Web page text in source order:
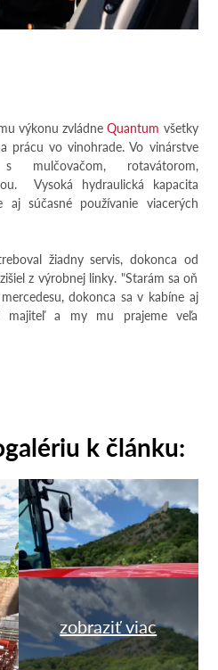
výkonu zvládneQuantum všetky
prácu vo vinohrade. Vo vinárstve
rotavátorom,
Vysoká hydraulická kapacita
aj súčasné používanie viacerých
žiadny servis, dokonca od
z výrobnej linky. "Starám sa oň
dokonca sa v kabíne aj
majiteľ a my mu prajeme veľa
k článku:
zobraziť viac